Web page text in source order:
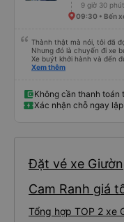
9 giờ 30 phút
09:30 • Bến
Thành thật mà nói, tôi đã
Nhưng đó là chuyến đi xe
Xe buýt khởi hành và đến
dù vẫn hơi xóc, nhưng đó
Xem thêm
Không cần thanh toán
Xác nhận chỗ ngay
Đặt vé xe
Cam Ranh giá
Tổng hợp TOP 2 xe